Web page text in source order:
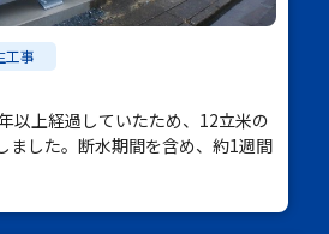
工事
以上経過していたため、12立米の
ました。断水期間を含め、約1週間